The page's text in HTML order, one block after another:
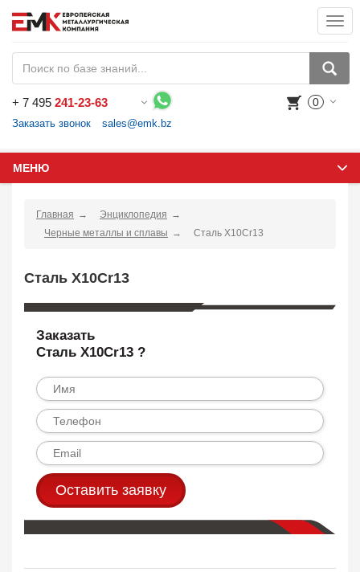
+ 7 495 241-23-63
Заказать звонок sales@emk.bz
0
МЕНЮ
Главная
Энциклопедия
Черные металлы и сплавы
Сталь X10Cr13
Сталь X10Cr13
Заказать
Сталь X10Cr13 ?
Оставить заявку